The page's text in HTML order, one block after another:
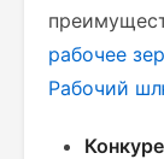
рабочее
Рабочий